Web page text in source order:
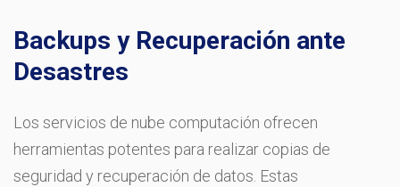
Backups y Recuperación ante
Desastres
Los servicios de nube computación ofrecen
herramientas potentes para realizar copias de
seguridad y recuperación de datos. Estas